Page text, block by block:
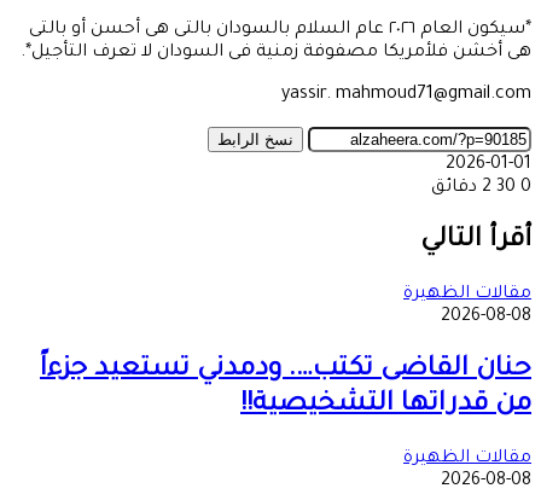
*سيكون العام ٢٠٢٦ عام السلام بالسودان بالتى هى أحسن أو بالتى
هى أخشن فلأمريكا مصفوفة زمنية فى السودان لا تعرف التأجيل*.
yassir. mahmoud71@gmail.com
نسخ الرابط
2026-01-01
0
2 دقائق
عبر
البريد
أقرأ التالي
مقالات الظهيرة
2026-08-08
حنان القاضى تكتب…. ودمدني تستعيد جزءاً
من قدراتها التشخيصية!!
مقالات الظهيرة
2026-08-08